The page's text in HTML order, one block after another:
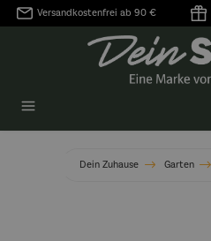
springen
Versandkostenfrei ab 90 €
Dein Zuhause Garten